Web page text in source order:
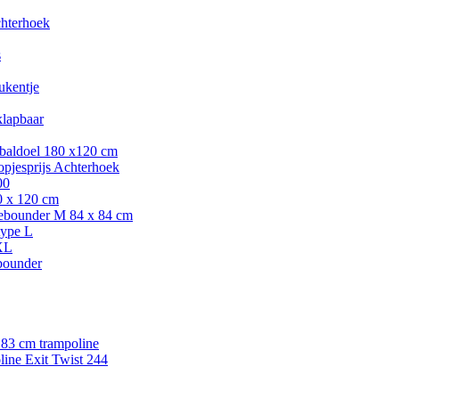
180 x120 cm
Achterhoek
x 120 cm
M 84 x 84 cm
L
cm trampoline
Exit Twist 244